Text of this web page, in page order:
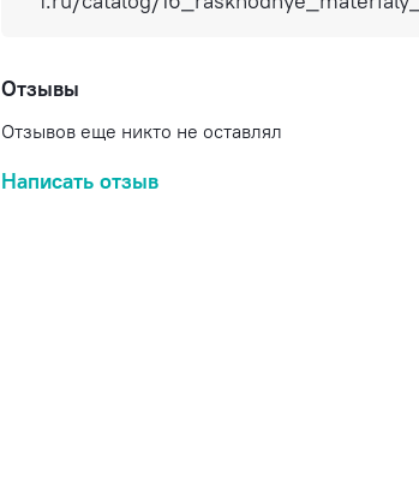
Отзывы
Отзывов еще никто не оставлял
Написать отзыв